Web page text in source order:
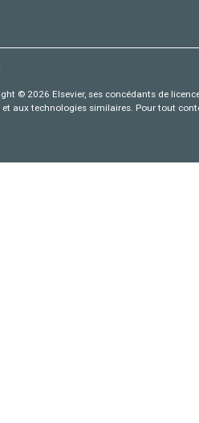
© 2026 Elsevier, ses concédants de
aux technologies similaires. Pour tout